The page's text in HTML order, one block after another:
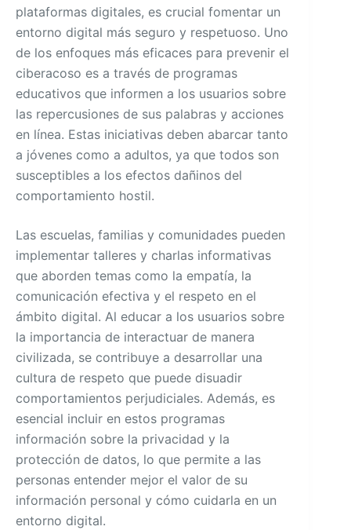
plataformas digitales, es crucial fomentar un
entorno digital más seguro y respetuoso. Uno
de los enfoques más eficaces para prevenir el
ciberacoso es a través de programas
educativos que informen a los usuarios sobre
las repercusiones de sus palabras y acciones
en línea. Estas iniciativas deben abarcar tanto
a jóvenes como a adultos, ya que todos son
susceptibles a los efectos dañinos del
comportamiento hostil.
Las escuelas, familias y comunidades pueden
implementar talleres y charlas informativas
que aborden temas como la empatía, la
comunicación efectiva y el respeto en el
ámbito digital. Al educar a los usuarios sobre
la importancia de interactuar de manera
civilizada, se contribuye a desarrollar una
cultura de respeto que puede disuadir
comportamientos perjudiciales. Además, es
esencial incluir en estos programas
información sobre la privacidad y la
protección de datos, lo que permite a las
personas entender mejor el valor de su
información personal y cómo cuidarla en un
entorno digital.